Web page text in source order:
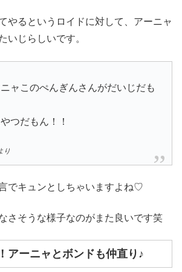
やるというロイドに対して、アーニャ
いじらしいです。
ャこのぺんぎんさんがだいじだも
つだもん！！
り
でキュンとしちゃいますよね♡
さそうな様子なのがまた良いです笑
アーニャとボンドも仲直り♪